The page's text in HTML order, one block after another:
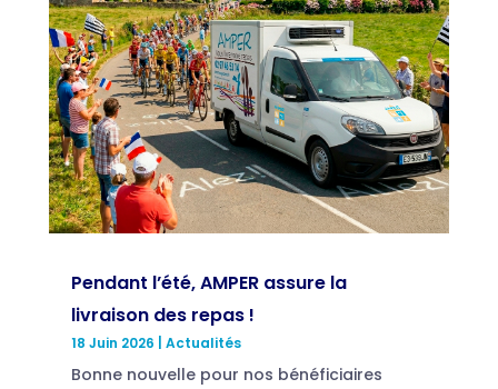
Pendant l’été, AMPER assure la
livraison des repas !
18 Juin 2026 Actualités
Bonne nouvelle pour nos bénéficiaires